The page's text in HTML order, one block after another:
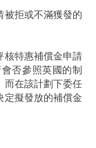
被拒或不滿獲發的
核特惠補償金申請
否參照英國的制
而在該計劃下委任
定擬發放的補償金